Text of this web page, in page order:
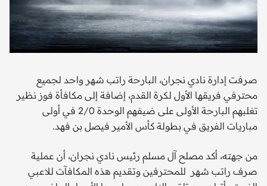
صرفت إدارة نادي نجران، البارحة راتب شهر واحد لجميع
محترفي فريقها الأول لكرة القدم، إضافة إلى مكافأة فوز نظير
تغلبهم البارحة الأولى على ضيفهم الوحدة 2/0 في أولى
مباريات الفريق في بطولة كأس الأمير فيصل بن فهد.
من جهته، أكد مصلح آل مسلم رئيس نادي نجران، أن عملية
صرف راتب شهر للمحترفين وتقديم هذه المكافآت لـلاعبي